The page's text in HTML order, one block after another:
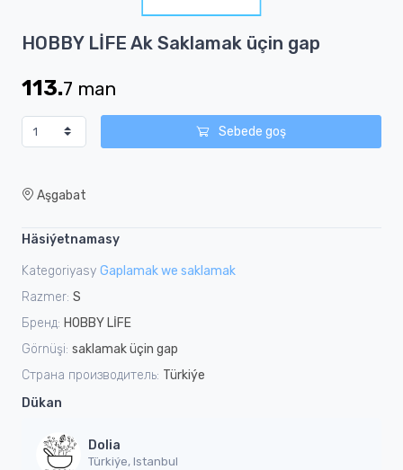
1
1
HOBBY LİFE Ak Saklamak üçin gap
113.7 man
Sebede goş
Aşgabat
Häsiýetnamasy
Kategoriyasy Gaplamak we saklamak
Razmer: S
Бренд: HOBBY LİFE
Görnüşi: saklamak üçin gap
Страна производитель: Türkiýe
Dükan
Dolia
Türkiýe, Istanbul